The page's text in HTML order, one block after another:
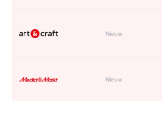
Nieuw
Nieuw